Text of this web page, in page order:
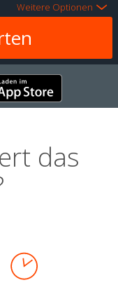
Weitere Optionen
das